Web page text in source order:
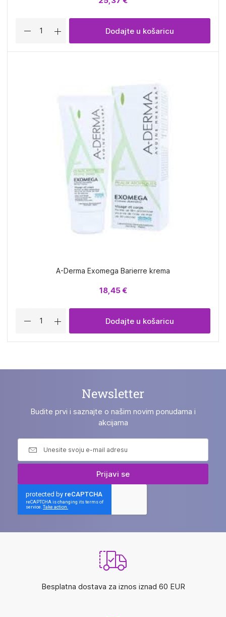
Dodajte u košaricu
A-Derma Exomega Barierre krema
18,45 €
Dodajte u košaricu
Newsletter
Budite prvi i saznajte o našim novim ponudama i
akcijama
Prijavi se
Besplatna dostava za iznos iznad 60 EUR